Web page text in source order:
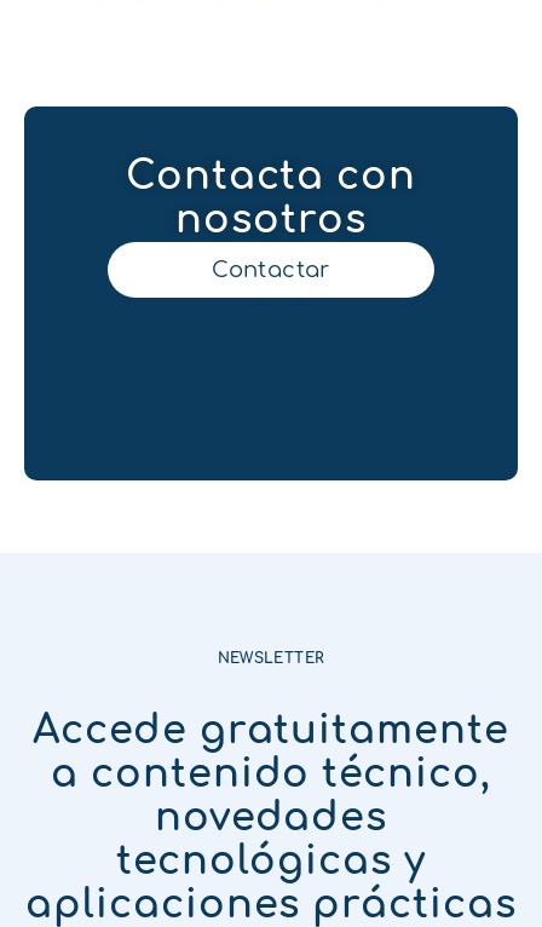
Contacta con
nosotros
Contactar
NEWSLETTER
Accede gratuitamente
a contenido técnico,
novedades
tecnológicas y
aplicaciones prácticas